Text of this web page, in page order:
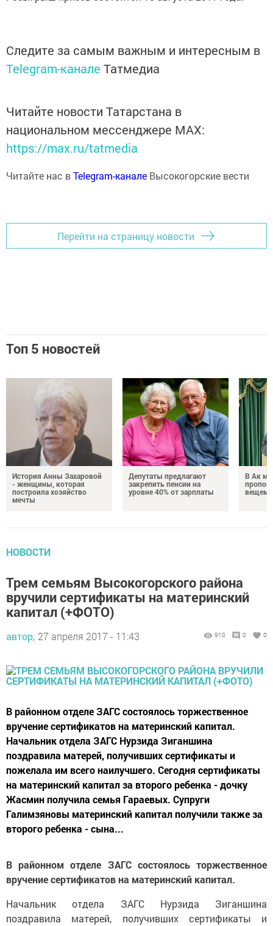
Следите за самым важным и интересным в
Telegram-канале Татмедиа
Читайте новости Татарстана в
национальном мессенджере MАХ:
https://max.ru/tatmedia
Читайте нас вTelegram-канале Высокогорские вести
Перейти на страницу новости
Топ 5 новостей
История Анны Захаровой
- женщины, которая
построила хозяйство
мечты
Депутаты предлагают
закрепить пенсии на
уровне 40% от зарплаты
В Ак
вещем
НОВОСТИ
Трем семьям Высокогорского района
вручили сертификаты на материнский
капитал (+ФОТО)
автор, 27 апреля 2017 - 11:43 910 0 0
В районном отделе ЗАГС состоялось торжественное
вручение сертификатов на материнский капитал.
Начальник отдела ЗАГС Нурзида Зиганшина
поздравила матерей, получивших сертификаты и
пожелала им всего наилучшего. Сегодня сертификаты
на материнский капитал за второго ребенка - дочку
Жасмин получила семья Гараевых. Супруги
Галимзяновы материнский капитал получили также за
второго ребенка - сына...
В районном отделе ЗАГС состоялось торжественное
вручение сертификатов на материнский капитал.
Начальник отдела ЗАГС Нурзида Зиганшина
поздравила матерей, получивших сертификаты и